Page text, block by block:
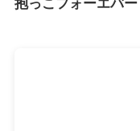
抱っこフォーエバー